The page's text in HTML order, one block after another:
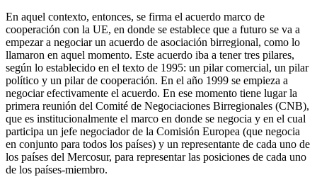
En aquel contexto, entonces, se firma el acuerdo marco de
cooperación con la UE, en donde se establece que a futuro se va a
empezar a negociar un acuerdo de asociación birregional, como lo
llamaron en aquel momento. Este acuerdo iba a tener tres pilares,
según lo establecido en el texto de 1995: un pilar comercial, un pilar
político y un pilar de cooperación. En el año 1999 se empieza a
negociar efectivamente el acuerdo. En ese momento tiene lugar la
primera reunión del Comité de Negociaciones Birregionales (CNB),
que es institucionalmente el marco en donde se negocia y en el cual
participa un jefe negociador de la Comisión Europea (que negocia
en conjunto para todos los países) y un representante de cada uno de
los países del Mercosur, para representar las posiciones de cada uno
de los países-miembro.